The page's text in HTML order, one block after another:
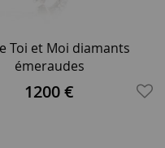
Toi et Moi diamants
émeraudes
1200 €